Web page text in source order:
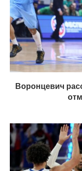
Воронцевич